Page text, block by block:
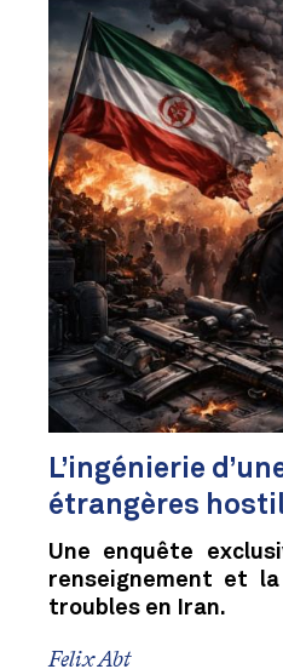
L’ingénierie
étrangères
Une enquête
renseignement et
troubles en Iran.
Felix Abt